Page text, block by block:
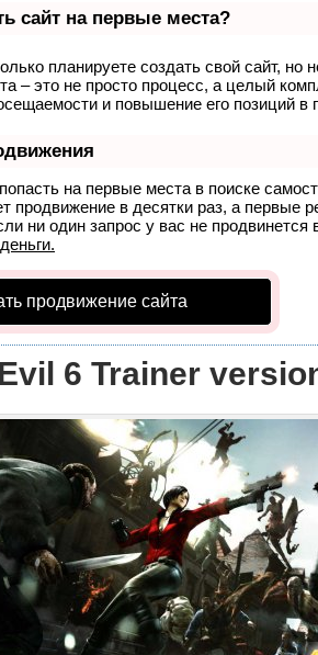
сайт на первые места?
планируете создать свой сайт, но
– это не просто процесс, а целый
и повышение его позиций в
на первые места в поиске
продвижение в десятки раз, а первые
ни один запрос у вас не продвинется
продвижение сайта
6 Trainer